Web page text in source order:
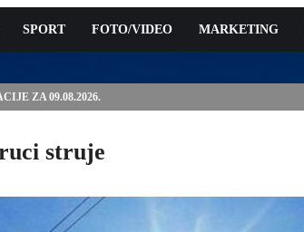
SPORT FOTO/VIDEO MARKETING
PRED OTVARANJE 53. SAJMA ŠLJIVE U GRADAČCU
struje